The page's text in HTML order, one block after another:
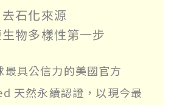
去石化來源
物多樣性第一步
最具公信力的美國官方
天然永續認證，以現今最